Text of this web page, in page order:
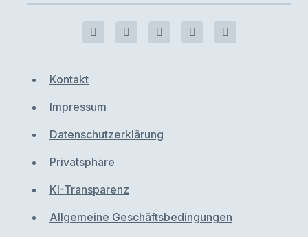
Kontakt
Impressum
Datenschutzerklärung
Privatsphäre
KI-Transparenz
Allgemeine Geschäftsbedingungen